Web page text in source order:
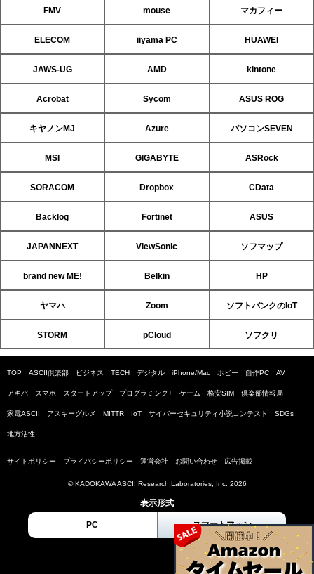
FMV mouse マカフィー
ELECOM iiyama PC HUAWEI
JAWS-UG AMD kintone
Acrobat Sycom ASUS ROG
キヤノンMJ Azure パソコンSEVEN
MSI GIGABYTE ASRock
SORACOM Dropbox CData
Backlog Fortinet ASUS
JAPANNEXT ViewSonic ソフマップ
brand new ME! Belkin HP
ヤマハ Zoom ソフトバンクのIoT
STORM pCloud ソフクリ
TOP ASCII倶楽部 ビジネス TECH デジタル iPhone/Mac ホビー 自作PC AV
アキバ スマホ スタートアップ プログラミング+ ゲーム 格安SIM 倶楽部情報局
家電ASCII アスキーグルメ MITTR IoT サイバーセキュリティ小説コンテスト SDGs
地方活性
サイトポリシー プライバシーポリシー 運営会社 お問い合わせ 広告掲載
© KADOKAWA ASCII Research Laboratories, Inc. 2026
表示形式
PC スマートフォン